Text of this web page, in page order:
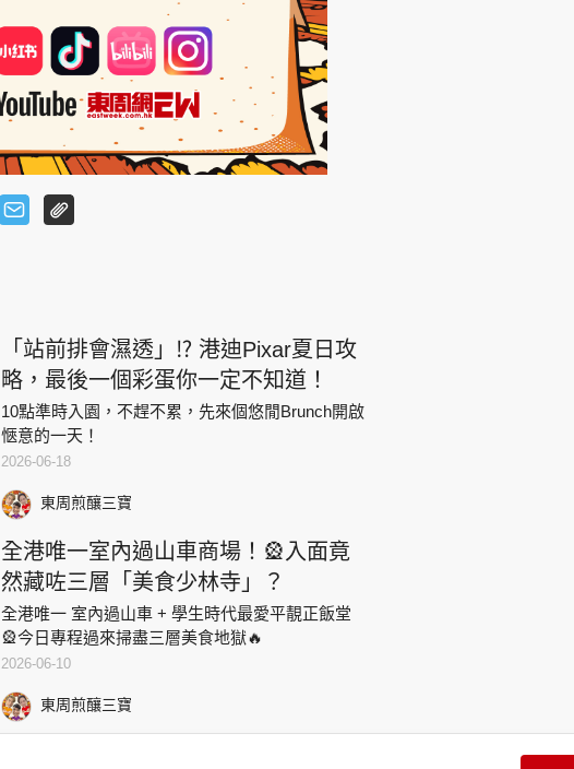
「站前排會濕透」⁉️ 港迪Pixar夏日攻
略，最後一個彩蛋你一定不知道！
10點準時入園，不趕不累，先來個悠閒Brunch開啟
愜意的一天！
2026-06-18
東周煎釀三寶
全港唯一室內過山車商場！🎡入面竟
然藏咗三層「美食少林寺」？
全港唯一 室內過山車 + 學生時代最愛平靚正飯堂
🎡今日專程過來掃盡三層美食地獄🔥
2026-06-10
東周煎釀三寶